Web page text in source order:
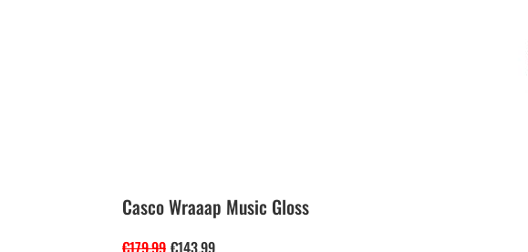
Casco Wraaap Music Gloss
€179.99 €143.99